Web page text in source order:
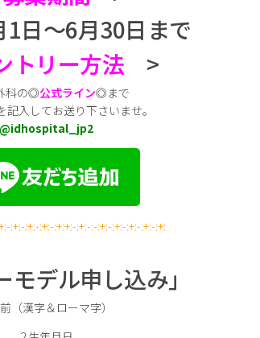
日～6月30日まで
トリー方法 >
科の◎公式ライン◎まで
記入してお送り下さいませ。
@idhospital_jp2
:+:-:+:-:+:-:+:+:-:+:-:-:+:-:+:-:+:-:+:-:+:
モデル申し込み」
（漢字＆ローマ字）